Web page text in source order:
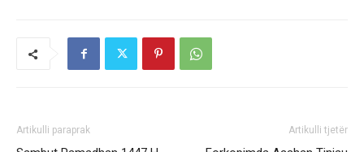
Artikulli paraprak Artikulli tjetër